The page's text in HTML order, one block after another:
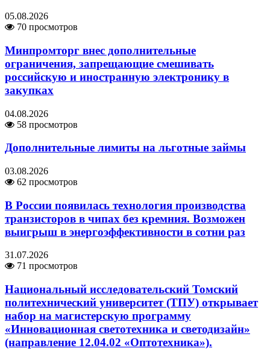
05.08.2026
70 просмотров
Минпромторг внес дополнительные
ограничения, запрещающие смешивать
российскую и иностранную электронику в
закупках
04.08.2026
58 просмотров
Дополнительные лимиты на льготные займы
03.08.2026
62 просмотров
В России появилась технология производства
транзисторов в чипах без кремния. Возможен
выигрыш в энергоэффективности в сотни раз
31.07.2026
71 просмотров
Национальный исследовательский Томский
политехнический университет (ТПУ) открывает
набор на магистерскую программу
«Инновационная светотехника и светодизайн»
(направление 12.04.02 «Оптотехника»).